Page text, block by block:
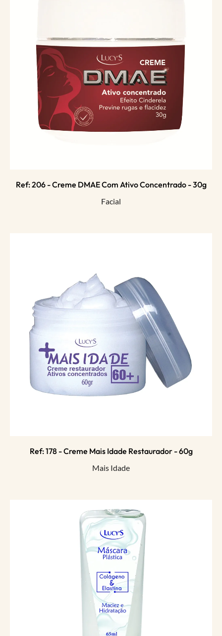
Ref: 206 - Creme DMAE Com Ativo Concentrado - 30g
Facial
Ref: 178 - Creme Mais Idade Restaurador - 60g
Mais Idade